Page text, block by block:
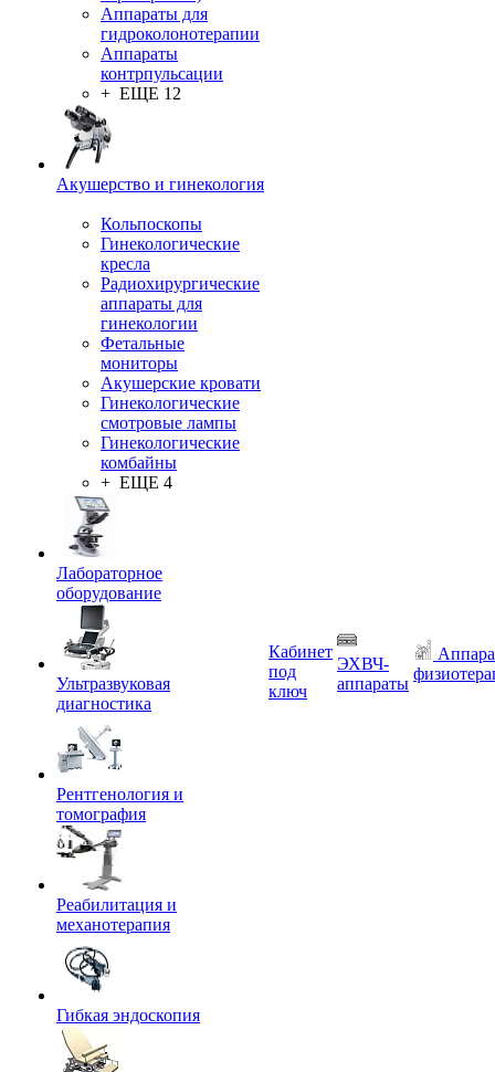
Аппараты для
гидроколонотерапии
Аппараты
контрпульсации
+ ЕЩЕ 12
Акушерство и гинекология
Кольпоскопы
Гинекологические
кресла
Радиохирургические
аппараты для
гинекологии
Фетальные
мониторы
Акушерские кровати
Гинекологические
смотровые лампы
Гинекологические
комбайны
+ ЕЩЕ 4
Лабораторное
оборудование
Ультразвуковая
диагностика
Рентгенология и
томография
Реабилитация и
механотерапия
Гибкая эндоскопия
Кабинет
под
ключ
ЭХВЧ-
аппараты